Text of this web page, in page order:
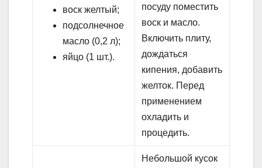
воск желтый;
подсолнечное
масло (0,2 л);
яйцо (1 шт.).
посуду поместить
воск и масло.
Включить плиту,
дождаться
кипения, добавить
желток. Перед
применением
охладить и
процедить.
Небольшой кусок